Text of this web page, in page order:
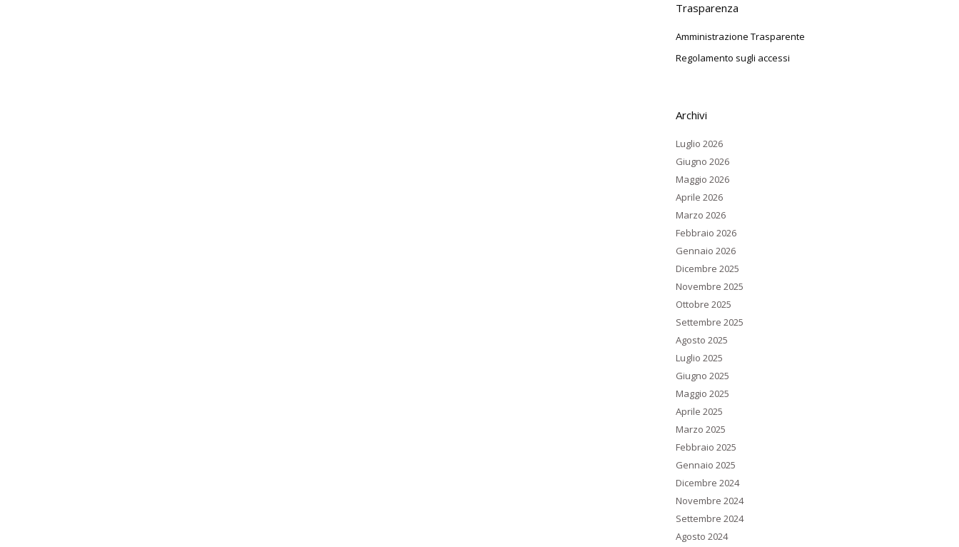
Trasparenza
Amministrazione Trasparente
Regolamento sugli accessi
Archivi
Luglio 2026
Giugno 2026
Maggio 2026
Aprile 2026
Marzo 2026
Febbraio 2026
Gennaio 2026
Dicembre 2025
Novembre 2025
Ottobre 2025
Settembre 2025
Agosto 2025
Luglio 2025
Giugno 2025
Maggio 2025
Aprile 2025
Marzo 2025
Febbraio 2025
Gennaio 2025
Dicembre 2024
Novembre 2024
Settembre 2024
Agosto 2024